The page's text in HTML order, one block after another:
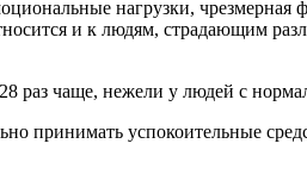
нагрузки,
и к людям, страдающим
раз чаще, нежели у людей с
принимать успокоительные